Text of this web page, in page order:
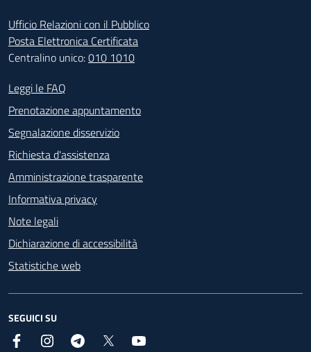
Ufficio Relazioni con il Pubblico
Posta Elettronica Certificata
Centralino unico:010 1010
Footer - Contatti
Leggi le FAQ
Prenotazione appuntamento
Segnalazione disservizio
Richiesta d'assistenza
Amministrazione trasparente
Informativa privacy
Note legali
Dichiarazione di accessibilità
Statistiche web
SEGUICI SU
Facebook InstagramTelegram